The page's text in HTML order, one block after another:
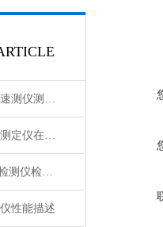
土壤温度水分盐分ph速测仪测量的准吗
土壤水分温度盐分ph测定仪在农业中的用途【莱恩德】
【莱恩德】ATP荧光检测仪检测内容
性能描述